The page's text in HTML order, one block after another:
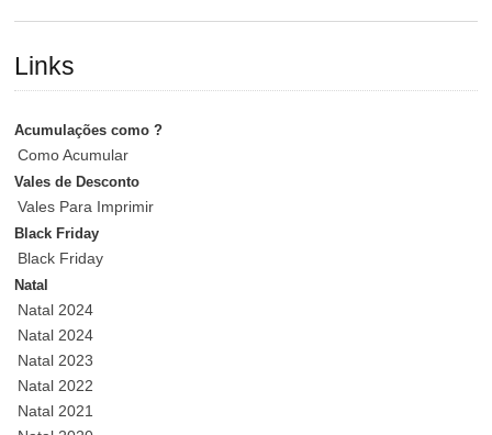
Links
Acumulações como ?
Como Acumular
Vales de Desconto
Vales Para Imprimir
Black Friday
Black Friday
Natal
Natal 2024
Natal 2024
Natal 2023
Natal 2022
Natal 2021